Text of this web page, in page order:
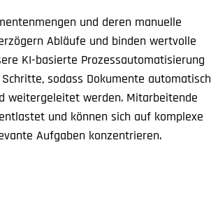
und deren manuelle
Abläufe und binden wertvolle
KI-basierte Prozessautomatisierung
sodass Dokumente automatisch
weitergeleitet werden. Mitarbeitende
und können sich auf komplexe
Aufgaben konzentrieren.